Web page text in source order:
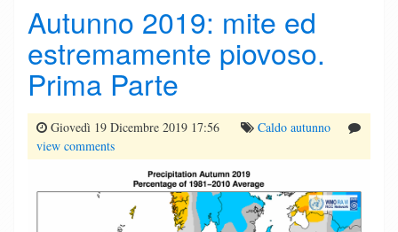
Autunno 2019: mite ed
estremamente piovoso.
Prima Parte
Giovedì 19 Dicembre 2019 17:56 Caldo autunno
view comments